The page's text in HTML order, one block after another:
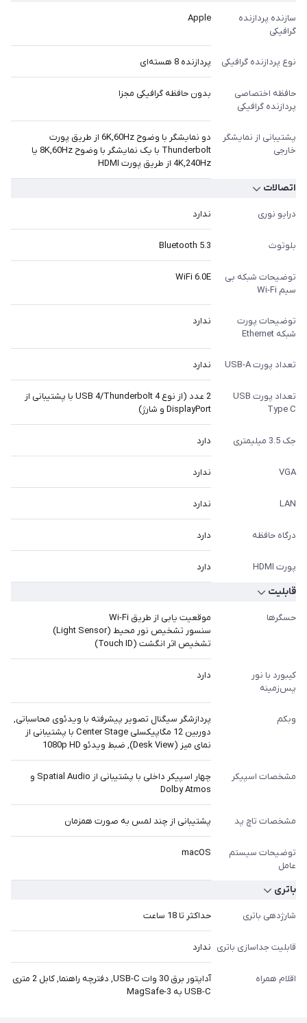
سازنده پردازنده
گرافیکی
Apple
نوع پردازنده گرافیکی پردازنده 8 هسته‌ای
حافظه اختصاصی
پردازنده گرافیکی
بدون حافظه گرافیکی مجزا
پشتیبانی از نمایشگر
خارجی
دو نمایشگر با وضوح 6K,60Hz از طریق پورت
Thunderbolt با یک نمایشگر با وضوح 8K,60Hz یا
4K,240Hz از طریق پورت HDMI
اتصالات
درایو نوری ندارد
بلوتوث Bluetooth 5.3
توضیحات شبکه بی
سیم Wi-Fi
WiFi 6.0E
توضیحات پورت
شبکه Ethernet
ندارد
تعداد پورت USB-A ندارد
تعداد پورت USB
Type C
2 عدد (از نوع USB 4/Thunderbolt 4 با پشتیبانی از
DisplayPort و شارژ)
جک 3.5 میلیمتری دارد
VGA ندارد
LAN ندارد
درگاه حافظه دارد
پورت HDMI دارد
قابلیت
حسگرها
موقعیت یابی از طریق Wi-Fi
سنسور تشخیص نور محیط (Light Sensor)
تشخیص اثر انگشت (Touch ID)
کیبورد با نور
پس‌زمینه
دارد
وبکم
پردازشگر سیگنال تصویر پیشرفته با ویدئوی محاسباتی,
دوربین 12 مگاپیکسلی Center Stage با پشتیبانی از
نمای میز (Desk View), ضبط ویدئو 1080p HD
مشخصات اسپیکر
چهار اسپیکر داخلی با پشتیبانی از Spatial Audio و
Dolby Atmos
مشخصات تاچ پد پشتیبانی از چند لمس به صورت همزمان
توضیحات سیستم
عامل
macOS
باتری
شارژدهی باتری حداکثر تا 18 ساعت
قابلیت جداسازی باتری ندارد
اقلام همراه
آداپتور برق 30 وات USB-C, دفترچه راهنما, کابل 2 متری
USB-C به MagSafe-3